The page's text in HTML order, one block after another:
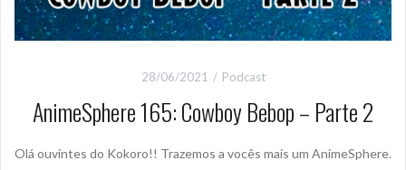
28/06/2021 Podcast
AnimeSphere 165: Cowboy Bebop – Parte 2
Olá ouvintes do Kokoro!! Trazemos a vocês mais um AnimeSphere.